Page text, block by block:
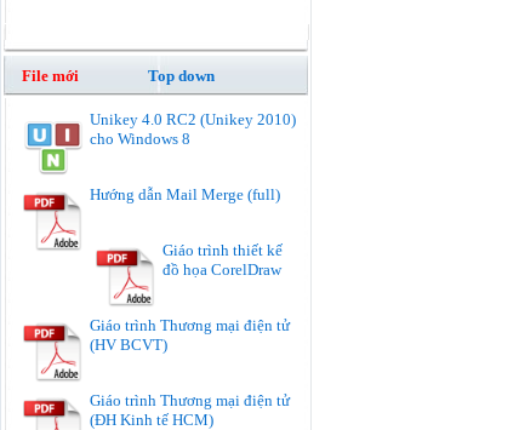
File mới Top down
Unikey 4.0 RC2 (Unikey 2010)
cho Windows 8
Hướng dẫn Mail Merge (full)
Giáo trình thiết kế
đồ họa CorelDraw
Giáo trình Thương mại điện tử
(HV BCVT)
Giáo trình Thương mại điện tử
(ĐH Kinh tế HCM)